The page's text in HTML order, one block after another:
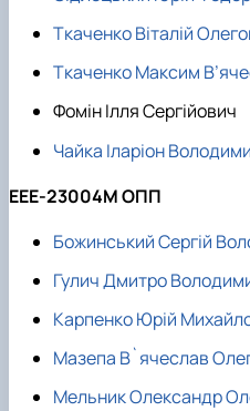
Ткаченко Віталій
Ткаченко Максим
Фомін Ілля Сергійович
Чайка Іларіон
ЕЕЕ-23004М ОПП
Божинський Сергій
Гулич Дмитро
Карпенко Юрій
Мазепа В`ячеслав
Мельник Олександр